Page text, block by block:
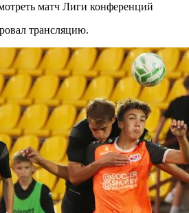
матч Лиги конференций
трансляцию.